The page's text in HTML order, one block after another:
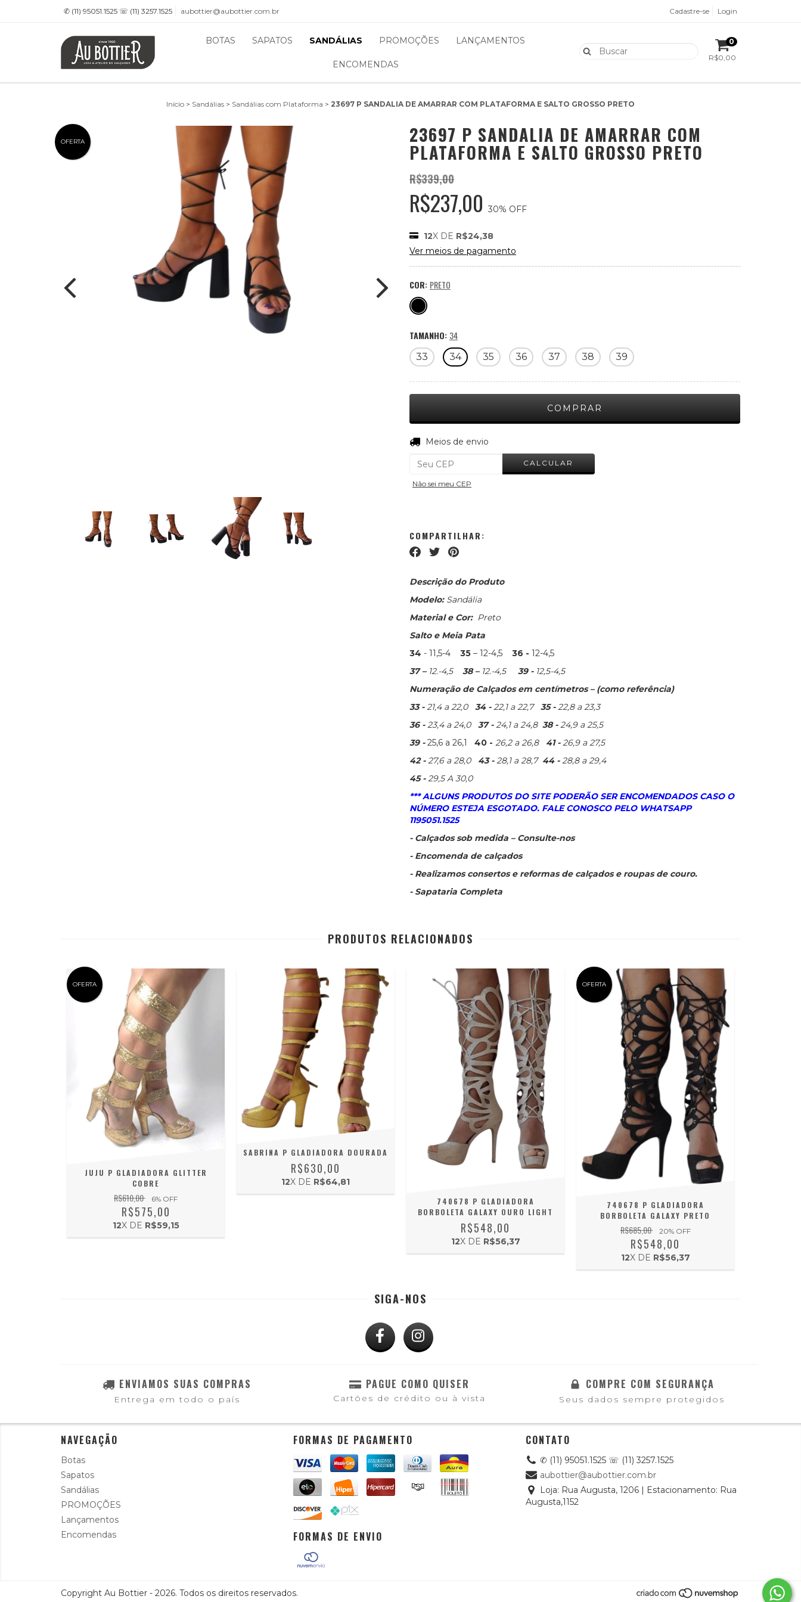
✆ (11) 95051.1525 ☏ (11) 3257.1525 aubottier@aubottier.com.br Cadastre-se Login
BOTAS SAPATOS SANDÁLIAS PROMOÇÕES LANÇAMENTOS
ENCOMENDAS
0
R$0,00
Início > Sandálias > Sandálias com Plataforma > 23697 P SANDALIA DE AMARRAR COM PLATAFORMA E SALTO GROSSO PRETO
OFERTA 23697 P SANDALIA DE AMARRAR COM
PLATAFORMA E SALTO GROSSO PRETO
R$339,00
R$237,00 30% OFF
12X DE R$24,38
Ver meios de pagamento
COR: PRETO
TAMANHO: 34
33 34 35 36 37 38 39
Entregas para o CEP:
Meios de envio
CALCULAR
Não sei meu CEP
COMPARTILHAR:
Descrição do Produto
Modelo: Sandália
Material e Cor: Preto
Salto e Meia Pata
34 - 11,5-4 35 – 12-4,5 36 - 12-4,5
37 – 12.-4,5 38 – 12.-4,5 39 - 12,5-4,5
Numeração de Calçados em centímetros – (como referência)
33 -21,4 a 22,0 34 -22,1 a 22,7 35 -22,8 a 23,3
36 -23,4 a 24,037 -24,1 a 24,8 38 -24,9 a 25,5
39 -25,6 a 26,1 40 - 26,2 a 26,8 41 -26,9 a 27,5
42 -27,6 a 28,0 43 -28,1 a 28,7 44 -28,8 a 29,4
45 -29,5 A 30,0
*** ALGUNS PRODUTOS DO SITE PODERÃO SER ENCOMENDADOS CASO O
NÚMERO ESTEJA ESGOTADO. FALE CONOSCO PELO WHATSAPP
1195051.1525
- Calçados sob medida – Consulte-nos
- Encomenda de calçados
- Realizamos consertos e reformas de calçados e roupas de couro.
- Sapataria Completa
PRODUTOS RELACIONADOS
OFERTA
JUJU P GLADIADORA GLITTER
COBRE
R$610,00 6% OFF
R$575,00
12X DE R$59,15
SABRINA P GLADIADORA DOURADA
R$630,00
12X DE R$64,81
740678 P GLADIADORA
BORBOLETA GALAXY OURO LIGHT
R$548,00
12X DE R$56,37
OFERTA
740678 P GLADIADORA
BORBOLETA GALAXY PRETO
R$685,00 20% OFF
R$548,00
12X DE R$56,37
SIGA-NOS
ENVIAMOS SUAS COMPRAS
Entrega em todo o país
PAGUE COMO QUISER
Cartões de crédito ou à vista
COMPRE COM SEGURANÇA
Seus dados sempre protegidos
NAVEGAÇÃO
Botas
Sapatos
Sandálias
PROMOÇÕES
Lançamentos
Encomendas
FORMAS DE PAGAMENTO
FORMAS DE ENVIO
CONTATO
✆ (11) 95051.1525 ☏ (11) 3257.1525
aubottier@aubottier.com.br
Loja: Rua Augusta, 1206 | Estacionamento: Rua
Augusta,1152
Copyright Au Bottier - 2026. Todos os direitos reservados.